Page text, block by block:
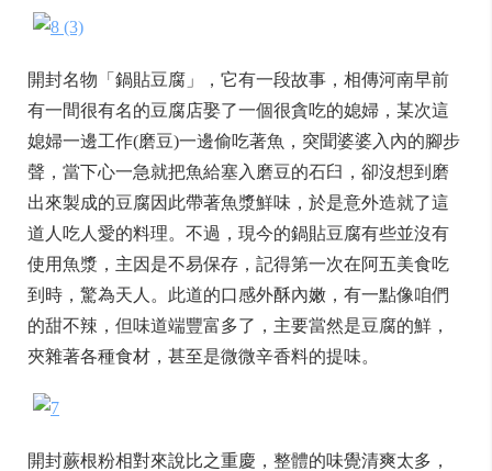
開封名物「鍋貼豆腐」，它有一段故事，相傳河南早前
有一間很有名的豆腐店娶了一個很貪吃的媳婦，某次這
媳婦一邊工作(磨豆)一邊偷吃著魚，突聞婆婆入內的腳步
聲，當下心一急就把魚給塞入磨豆的石臼，卻沒想到磨
出來製成的豆腐因此帶著魚漿鮮味，於是意外造就了這
道人吃人愛的料理。不過，現今的鍋貼豆腐有些並沒有
使用魚漿，主因是不易保存，記得第一次在阿五美食吃
到時，驚為天人。此道的口感外酥內嫩，有一點像咱們
的甜不辣，但味道端豐富多了，主要當然是豆腐的鮮，
夾雜著各種食材，甚至是微微辛香料的提味。
開封蕨根粉相對來說比之重慶，整體的味覺清爽太多，